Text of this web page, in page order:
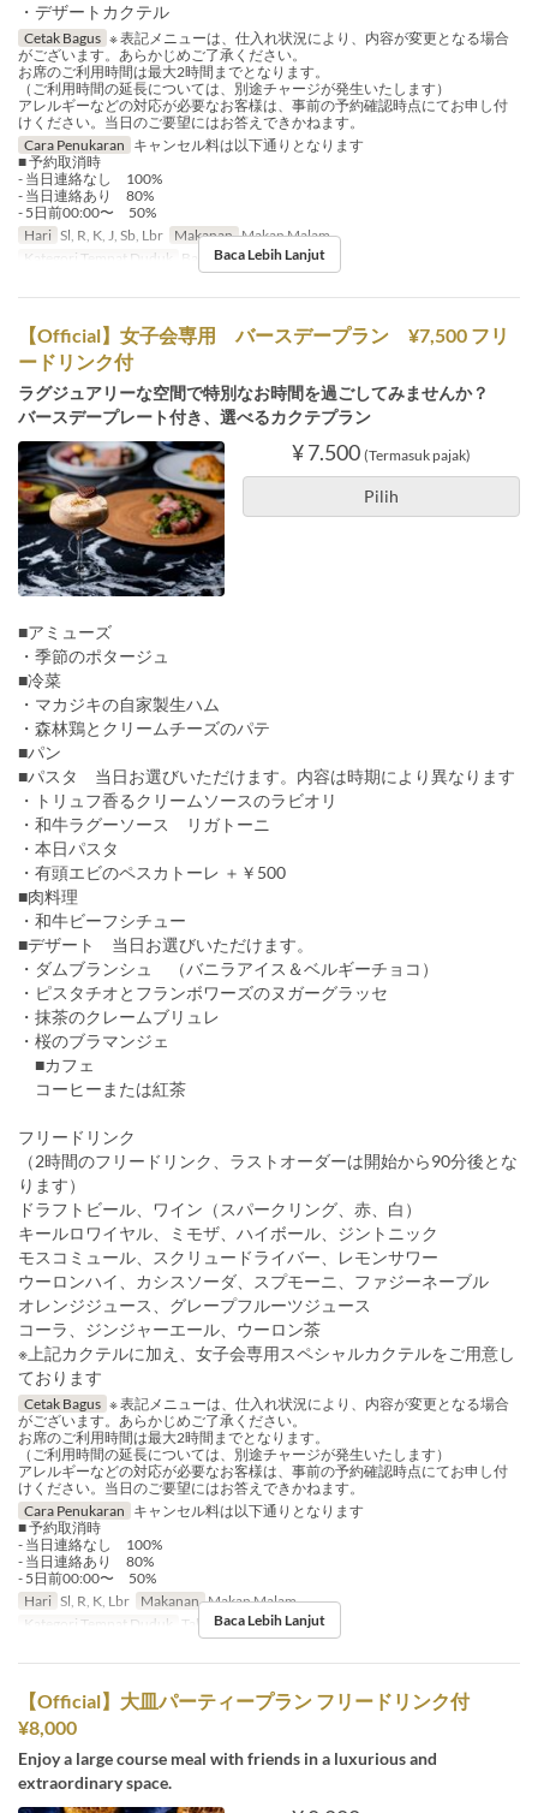
・デザートカクテル
Cetak Bagus ※ 表記メニューは、仕入れ状況により、内容が変更となる場合
がございます。あらかじめご了承ください。
お席のご利用時間は最大2時間までとなります。
（ご利用時間の延長については、別途チャージが発生いたします）
アレルギーなどの対応が必要なお客様は、事前の予約確認時点にてお申し付
けください。当日のご要望にはお答えできかねます。
Cara Penukaran キャンセル料は以下通りとなります
■ 予約取消時
- 当日連絡なし 100%
- 当日連絡あり 80%
- 5日前00:00〜 50%
Hari Sl, R, K, J, Sb, Lbr Makanan Makan Malam
Kategori Tempat Duduk
Bar counter
Baca Lebih Lanjut
【Official】女子会専用 バースデープラン ¥7,500 フリ
ードリンク付
ラグジュアリーな空間で特別なお時間を過ごしてみませんか？
バースデープレート付き、選べるカクテプラン
¥ 7.500 (Termasuk pajak)
Pilih
■アミューズ
・季節のポタージュ
■冷菜
・マカジキの自家製生ハム
・森林鶏とクリームチーズのパテ
■パン
■パスタ 当日お選びいただけます。内容は時期により異なります
・トリュフ香るクリームソースのラビオリ
・和牛ラグーソース リガトーニ
・本日パスタ
・有頭エビのペスカトーレ ＋￥500
■肉料理
・和牛ビーフシチュー
■デザート 当日お選びいただけます。
・ダムブランシュ （バニラアイス＆ベルギーチョコ）
・ピスタチオとフランボワーズのヌガーグラッセ
・抹茶のクレームブリュレ
・桜のブラマンジェ
■カフェ
コーヒーまたは紅茶
フリードリンク
（2時間のフリードリンク、ラストオーダーは開始から90分後とな
ります）
ドラフトビール、ワイン（スパークリング、赤、白）
キールロワイヤル、ミモザ、ハイボール、ジントニック
モスコミュール、スクリュードライバー、レモンサワー
ウーロンハイ、カシスソーダ、スプモーニ、ファジーネーブル
オレンジジュース、グレープフルーツジュース
コーラ、ジンジャーエール、ウーロン茶
※上記カクテルに加え、女子会専用スペシャルカクテルをご用意し
ております
Cetak Bagus ※ 表記メニューは、仕入れ状況により、内容が変更となる場合
がございます。あらかじめご了承ください。
お席のご利用時間は最大2時間までとなります。
（ご利用時間の延長については、別途チャージが発生いたします）
アレルギーなどの対応が必要なお客様は、事前の予約確認時点にてお申し付
けください。当日のご要望にはお答えできかねます。
Cara Penukaran キャンセル料は以下通りとなります
■ 予約取消時
- 当日連絡なし 100%
- 当日連絡あり 80%
- 5日前00:00〜 50%
Hari Sl, R, K, Lbr Makanan Makan Malam
Kategori Tempat Duduk
Table Sofa seat
Baca Lebih Lanjut
【Official】大皿パーティープラン フリードリンク付
¥8,000
Enjoy a large course meal with friends in a luxurious and
extraordinary space.